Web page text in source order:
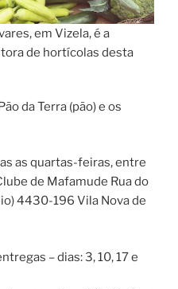
em Vizela, é a
de hortícolas desta
da Terra (pão) e os
as quartas-feiras, entre
de Mafamude Rua do
4430-196 Vila Nova de
– dias: 3, 10, 17 e